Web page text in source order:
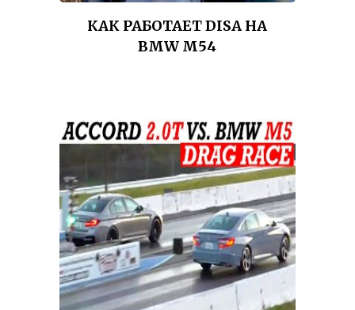
КАК РАБОТАЕТ DISA НА
BMW M54